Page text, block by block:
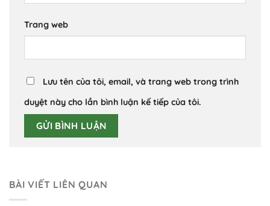
BÀI VIẾT LIÊN QUAN
Trang web
Lưu tên của tôi, email, và trang web trong trình
duyệt này cho lần bình luận kế tiếp của tôi.